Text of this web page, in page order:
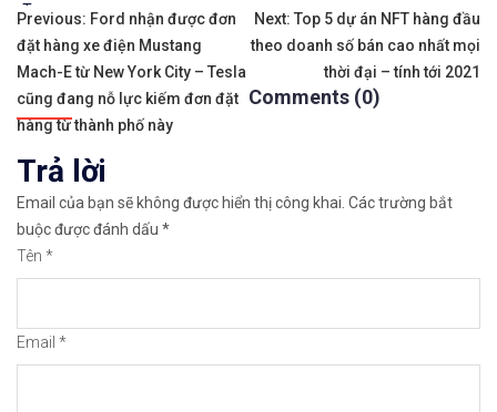
✨🏆Đầ𝐮 𝐭ư 𝐯à 𝐋ướ𝐭 𝐬ó𝐧𝐠 𝐜á𝐜 𝐜ổ 𝐩𝐡𝐢ế𝐮 𝐭𝐫ê𝐧 𝐭𝐡ị 𝐭𝐫ườ𝐧𝐠
✅𝘔ở 𝘵à𝘪 𝘬𝘩𝘰ả𝘯 𝘵𝘳ê𝘯 𝘴à𝘯 𝘌𝘹𝘯𝘦𝘴𝘴 𝘜𝘺 𝘛í𝘯 𝘷à 𝘱𝘩ù
👉Sàn hỗ trợ giao dịch hơn 100+ cổ phiếu nổi
👉Thuộc top 3 sàn nổi tiếng thế giới, được nhiều
👉Xem hướng dẫn đầy đủ tại: https://
👉Xem cách Nạp/Rút tiền từ sàn ICMarkets dễ
Tags:
Điều
hướng
bài
viết
Previous: Ford nhận được đơn
đặt hàng xe điện Mustang
Mach-E từ New York City – Tesla
cũng đang nỗ lực kiếm đơn đặt
hàng từ thành phố này
Next: Top 5 dự án NFT hàng đầu
theo doanh số bán cao nhất mọi
thời đại – tính tới 2021
Comments (0)
Trả lời
Email của bạn sẽ không được hiển thị công khai. Các trường bắt
buộc được đánh dấu *
Tên *
Email *